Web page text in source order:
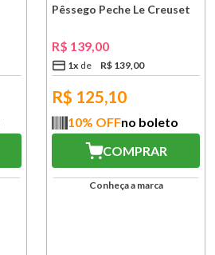
Pêssego Peche Le Creuset
R$ 139,00
1x R$ 139,00
R$ 125,10
10% OFFno boleto
COMPRAR
Conheça a marca